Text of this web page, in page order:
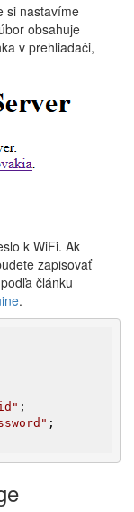
si nastavíme
obsahuje
v prehliadači,
k WiFi. Ak
zapisovať
článku
.
;